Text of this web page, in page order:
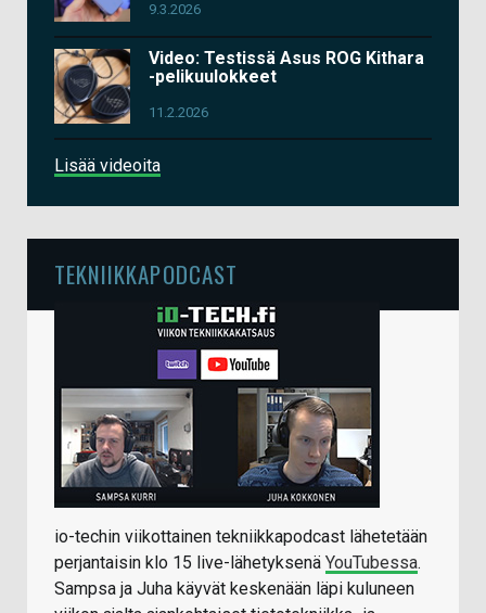
9.3.2026
Video: Testissä Asus ROG Kithara
-pelikuulokkeet
11.2.2026
Lisää videoita
TEKNIIKKAPODCAST
io-techin viikottainen tekniikkapodcast lähetetään
perjantaisin klo 15 live-lähetyksenä YouTubessa.
Sampsa ja Juha käyvät keskenään läpi kuluneen